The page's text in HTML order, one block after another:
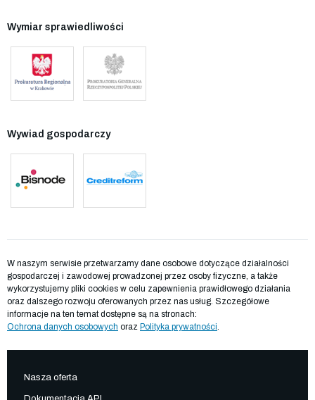
Wymiar sprawiedliwości
Wywiad gospodarczy
W naszym serwisie przetwarzamy dane osobowe dotyczące działalności
gospodarczej i zawodowej prowadzonej przez osoby fizyczne, a także
wykorzystujemy pliki cookies w celu zapewnienia prawidłowego działania
oraz dalszego rozwoju oferowanych przez nas usług. Szczegółowe
informacje na ten temat dostępne są na stronach:
Ochrona danych osobowych oraz Polityka prywatności.
Nasza oferta